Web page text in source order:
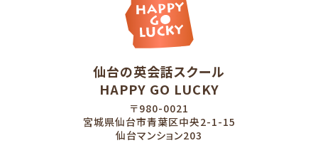
仙台の英会話スクール
HAPPY GO LUCKY
〒980-0021
宮城県仙台市青葉区中央2-1-15
仙台マンション203